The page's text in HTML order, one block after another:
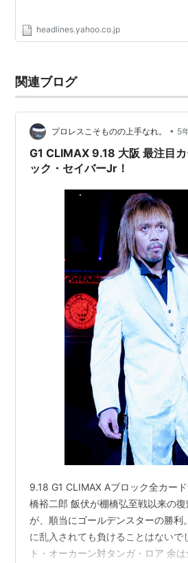
headlines.yahoo.co.jp
関連ブログ
プロレスこそものの上手なれ。 • 5
G1 CLIMAX 9.18 大阪 最注目
ック・セイバーJr！
9.18 G1 CLIMAX Aブロック全カー
橋裕二郎 飯伏が棚橋弘至戦以来の
が、順当にゴールデンスターの勝利
に乱入されても負けることはないで
ト・オーカーン対タンガ・ロア 余